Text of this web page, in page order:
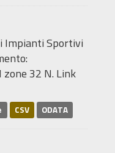
Impianti Sportivi
zone 32 N. Link
CSV ODATA